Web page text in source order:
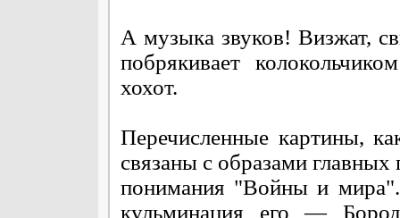
А музыка звуков! Визжат,
побрякивает
хохот.
Перечисленные картины,
связаны с образами
понимания "Войны и
кульминация его —